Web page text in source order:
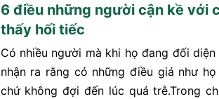
6 điều những người cận kề với
thấy hối tiếc
Có nhiều người mà khi họ đang đối
nhận ra rằng có những điều giá như
chứ không đợi đến lúc quá trễ.Trong